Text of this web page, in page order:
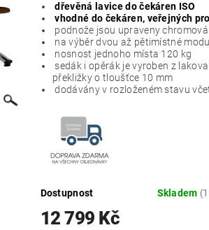
dřevěná lavice do čekáren ISO
vhodné do čekáren, veřejných
podnože jsou upraveny
na výběr dvou až pětimístné
nosnost jednoho místa 120 kg
sedák i opěrák je vyroben z
překližky o tloušťce 10 mm
dodávány v rozloženém stavu
Dostupnost Skladem
12 799 Kč